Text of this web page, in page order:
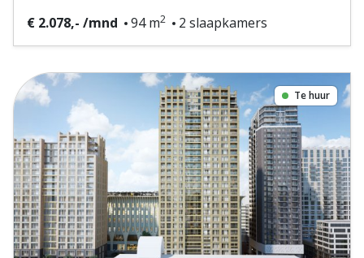
€ 2.078,- /mnd 94 m2 2 slaapkamers
Te huur